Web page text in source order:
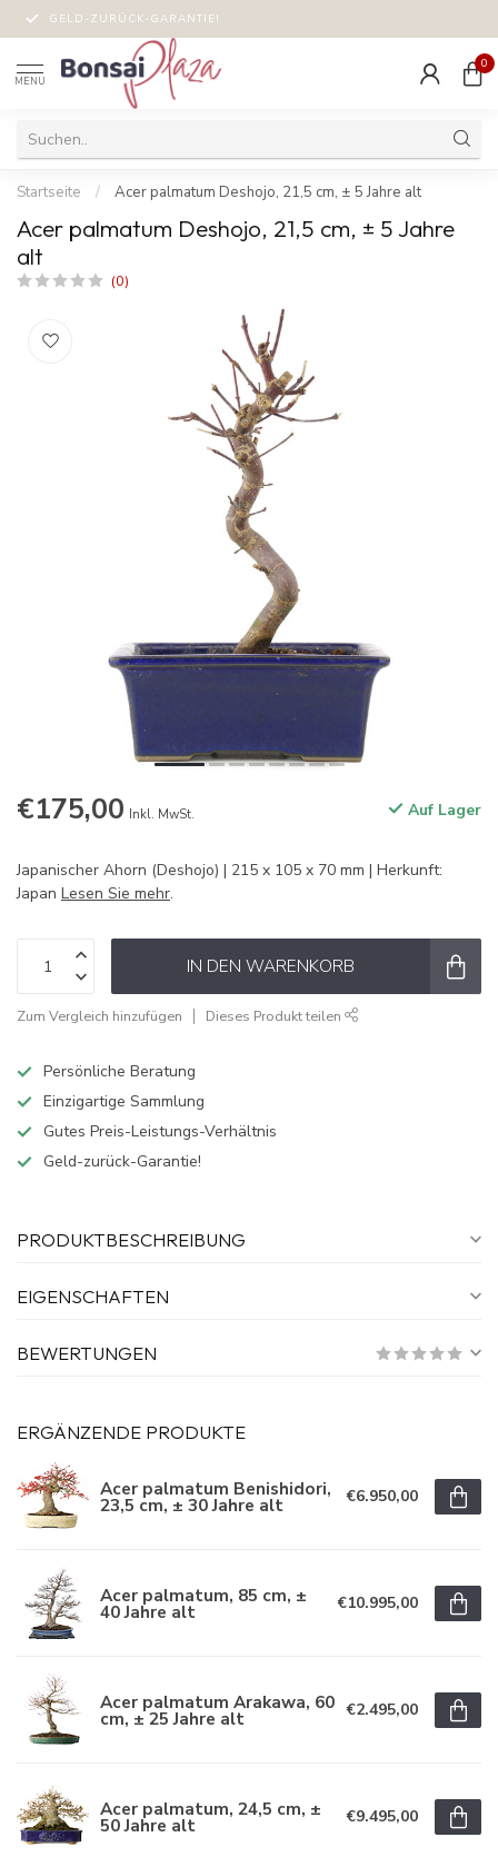
GELD-ZURÜCK-GARANTIE!
MENU
0
Startseite / Acer palmatum Deshojo, 21,5 cm, ± 5 Jahre alt
Acer palmatum Deshojo, 21,5 cm, ± 5 Jahre
alt
(0)
€175,00 Inkl. MwSt. Auf Lager
Japanischer Ahorn (Deshojo) | 215 x 105 x 70 mm | Herkunft:
Japan Lesen Sie mehr.
IN DEN WARENKORB
Zum Vergleich hinzufügen Dieses Produkt teilen
Persönliche Beratung
Einzigartige Sammlung
Gutes Preis-Leistungs-Verhältnis
Geld-zurück-Garantie!
PRODUKTBESCHREIBUNG
EIGENSCHAFTEN
BEWERTUNGEN
ERGÄNZENDE PRODUKTE
Acer palmatum Benishidori,
23,5 cm, ± 30 Jahre alt €6.950,00
Acer palmatum, 85 cm, ±
40 Jahre alt €10.995,00
Acer palmatum Arakawa, 60
cm, ± 25 Jahre alt €2.495,00
Acer palmatum, 24,5 cm, ±
50 Jahre alt €9.495,00